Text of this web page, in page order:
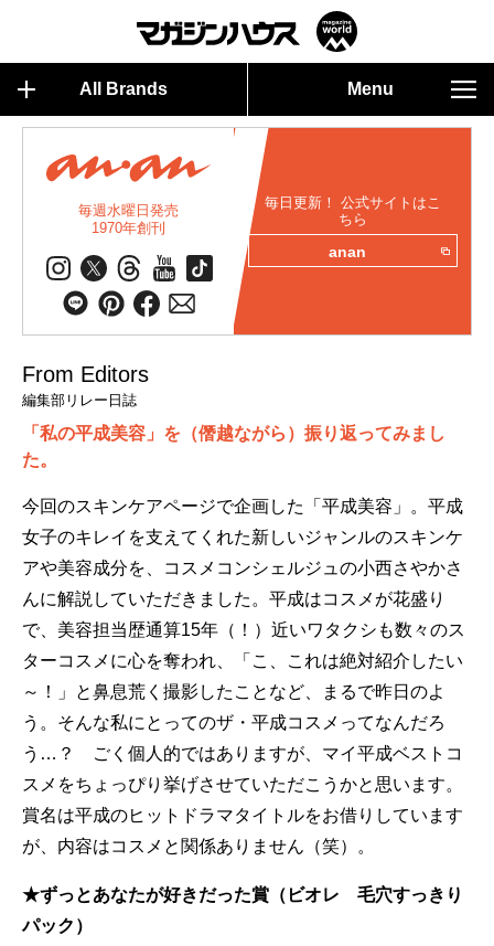
All Brands Menu
毎週水曜日発売
1970年創刊
毎日更新！ 公式サイトはこ
ちら
anan
From Editors
編集部リレー日誌
「私の平成美容」を（僭越ながら）振り返ってみまし
た。
今回のスキンケアページで企画した「平成美容」。平成
女子のキレイを支えてくれた新しいジャンルのスキンケ
アや美容成分を、コスメコンシェルジュの小西さやかさ
んに解説していただきました。平成はコスメが花盛り
で、美容担当歴通算15年（！）近いワタクシも数々のス
ターコスメに心を奪われ、「こ、これは絶対紹介したい
～！」と鼻息荒く撮影したことなど、まるで昨日のよ
う。そんな私にとってのザ・平成コスメってなんだろ
う…？ ごく個人的ではありますが、マイ平成ベストコ
スメをちょっぴり挙げさせていただこうかと思います。
賞名は平成のヒットドラマタイトルをお借りしています
が、内容はコスメと関係ありません（笑）。
★ずっとあなたが好きだった賞（ビオレ 毛穴すっきり
パック）